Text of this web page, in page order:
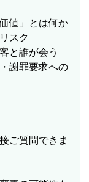
値」とは何か
スク
と誰が会う
謝罪要求への
ご質問できま